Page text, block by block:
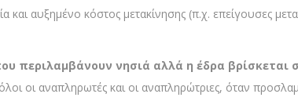
αυξημένο κόστος μετακίνησης (π.χ. επείγουσες
περιλαμβάνουν νησιά αλλά η έδρα βρίσκεται
οι αναπληρωτές και οι αναπληρώτριες, όταν